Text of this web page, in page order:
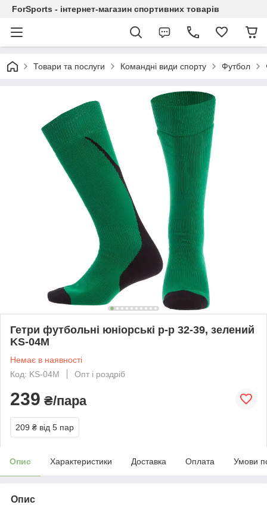
ForSports - інтернет-магазин спортивних товарів
Товари та послуги Командні види спорту Футбол
Гетри футбольні юніорські р-р 32-39, зелений
KS-04M
Немає в наявності
Код: KS-04M
Опт і роздріб
239 ₴/пара
209 ₴ від 5 пар
Опис Характеристики Доставка Оплата Умови
Опис